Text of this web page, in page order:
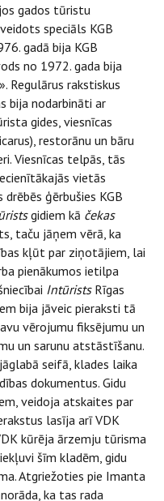
gados tūristu
speciāls KGB
gadā bija KGB
no 1972. gada bija
Regulārus rakstiskus
bija nodarbināti ar
gides, viesnīcas
restorānu un bāru
Viesnīcas telpās, tās
vietās
ģērbušies KGB
gidiem kā čekas
taču jāņem vērā, ka
kļūt par ziņotājiem, lai
pienākumos ietilpa
IntūristsRīgas
bija jāveic pieraksti tā
vērojumu fiksējumu un
un sarunu atstāstīšanu.
seifā, klades laika
dokumentus. Gidu
veidoja atskaites par
lasīja arī VDK
kūrēja ārzemju tūrisma
šīm kladēm, gidu
Atgriežoties pie Imanta
ka tas rada